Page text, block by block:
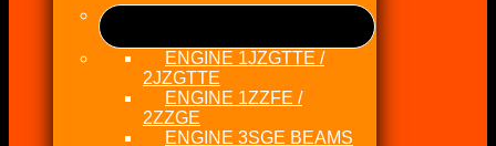
ENGINE 1JZGTTE /
2JZGTTE
ENGINE 1ZZFE /
2ZZGE
ENGINE 3SGE BEAMS